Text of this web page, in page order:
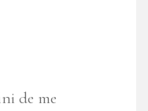
de me